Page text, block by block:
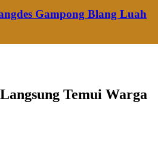
Gampong Blang Luah
Temui Warga